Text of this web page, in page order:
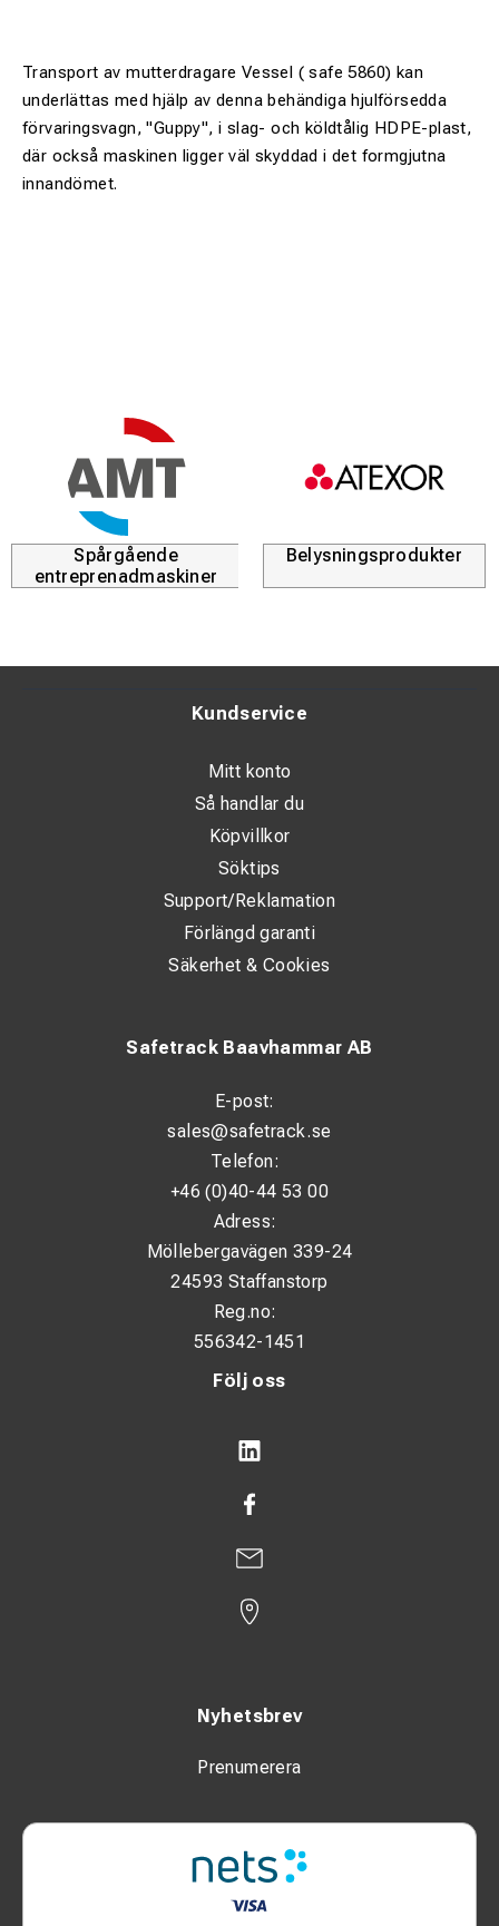
Transport av mutterdragare Vessel ( safe 5860) kan
underlättas med hjälp av denna behändiga hjulförsedda
förvaringsvagn, "Guppy", i slag- och köldtålig HDPE-plast,
där också maskinen ligger väl skyddad i det formgjutna
innandömet.
Spårgående
entreprenadmaskiner
Belysningsprodukter
Följ oss
Nyhetsbrev
Prenumerera
Safetrack Baavhammar AB
E-post:
sales@safetrack.se
Telefon:
+46 (0)40-44 53 00
Adress:
Möllebergavägen 339-24
24593 Staffanstorp
Reg.no:
556342-1451
Kundservice
Mitt konto
Så handlar du
Köpvillkor
Söktips
Support/Reklamation
Förlängd garanti
Säkerhet & Cookies